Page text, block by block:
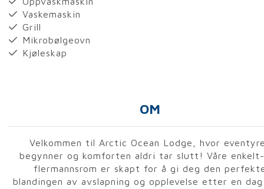
Vaskemaskin
Grill
Mikrobølgeovn
Kjøleskap
OM
Velkommen til Arctic Ocean Lodge, hvor
begynner og komforten aldri tar slutt! Våre
flermannsrom er skapt for å gi deg den
blandingen av avslapning og opplevelse etter en